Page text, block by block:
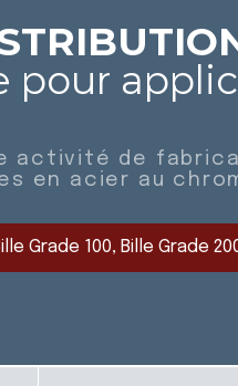
pour
activité de
en acier au
Grade 100, Bille Grade